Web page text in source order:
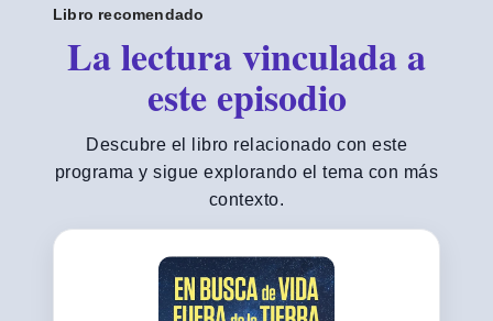
Libro recomendado
La lectura vinculada a
este episodio
Descubre el libro relacionado con este
programa y sigue explorando el tema con más
contexto.